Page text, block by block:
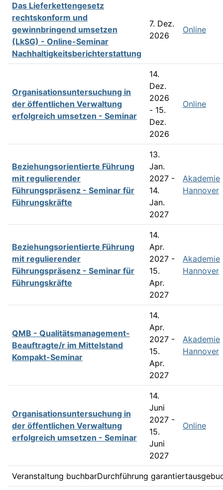
Das Lieferkettengesetz
rechtskonform und
gewinnbringend umsetzen
(LkSG) - Online-Seminar
Nachhaltigkeitsberichterstattung
7. Dez.
2026
Online
Organisationsuntersuchung in
der öffentlichen Verwaltung
erfolgreich umsetzen - Seminar
14.
Dez.
2026
- 15.
Dez.
2026
Online
Beziehungsorientierte Führung
mit regulierender
Führungspräsenz - Seminar für
Führungskräfte
13.
Jan.
2027 -
14.
Jan.
2027
Akademie
Hannover
Beziehungsorientierte Führung
mit regulierender
Führungspräsenz - Seminar für
Führungskräfte
14.
Apr.
2027 -
15.
Apr.
2027
Akademie
Hannover
QMB - Qualitätsmanagement­-
Beauftragte/r im Mittelstand
Kompakt-Seminar
14.
Apr.
2027 -
15.
Apr.
2027
Akademie
Hannover
Organisationsuntersuchung in
der öffentlichen Verwaltung
erfolgreich umsetzen - Seminar
14.
Juni
2027 -
15.
Juni
2027
Online
Veranstaltung buchbarDurchführung garantiert